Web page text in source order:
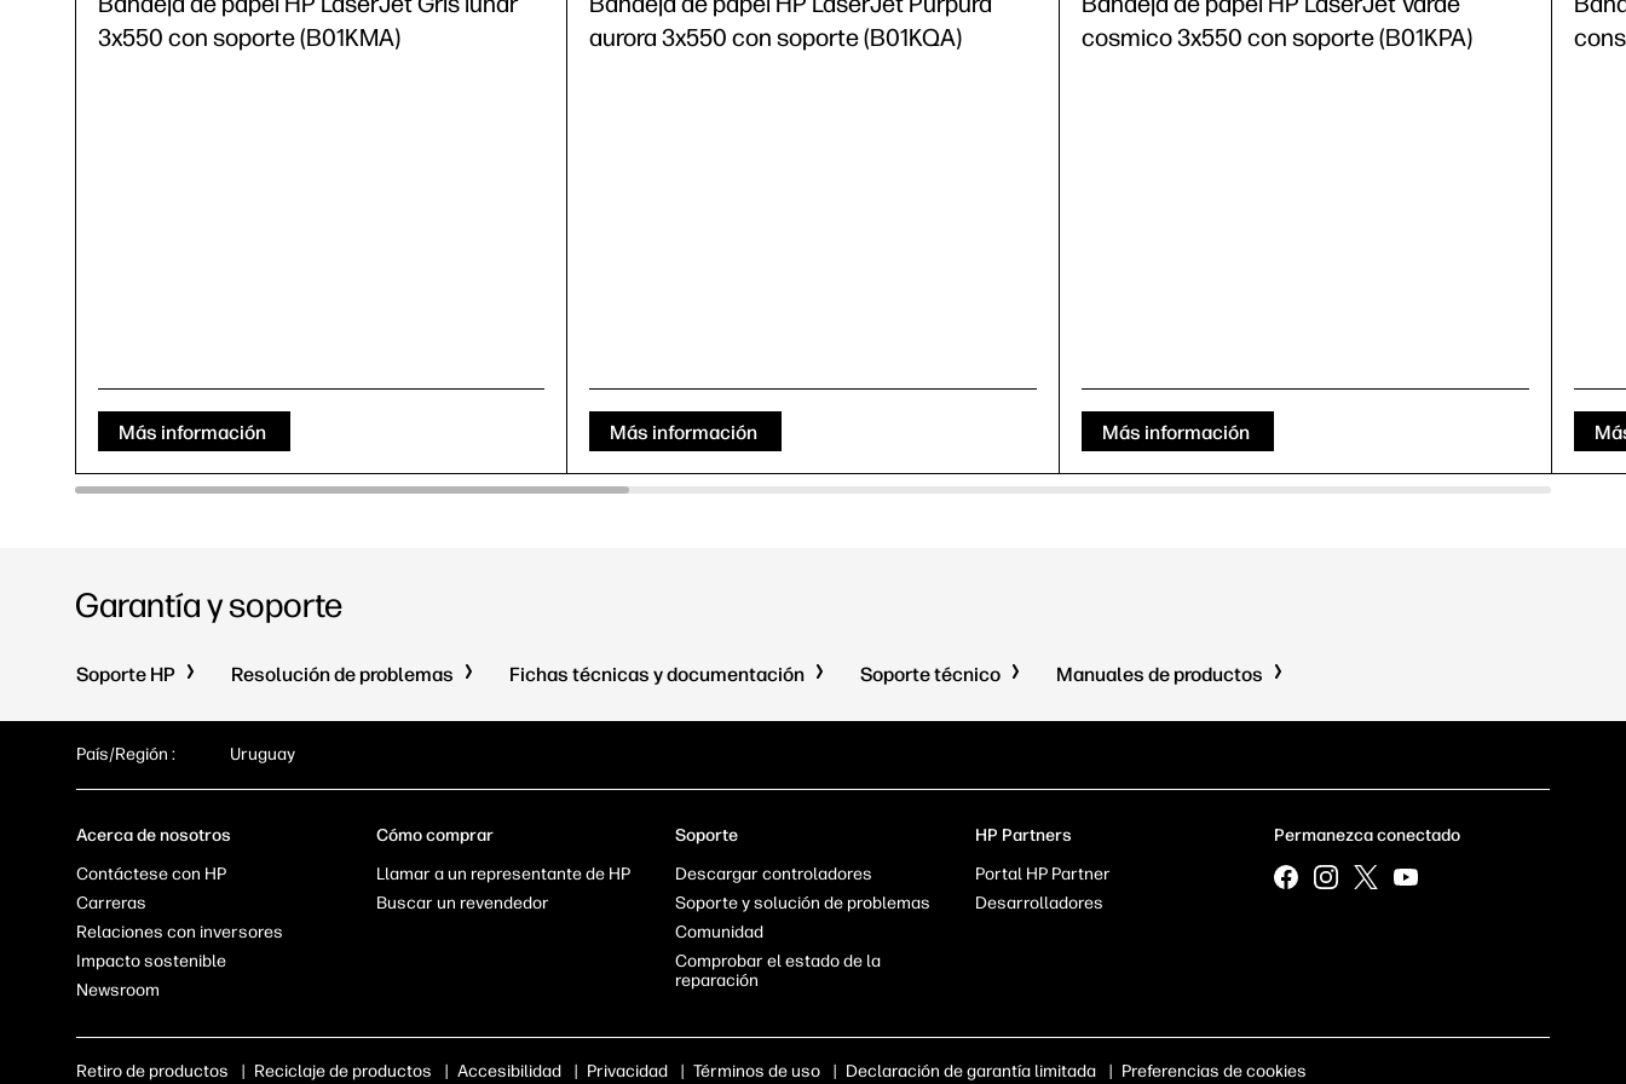
3x550 con soporte (B01KMA)
Más información
aurora 3x550 con soporte (B01KQA)
Más información
cosmico 3x550 con soporte (B01KPA)
Más información
Garantía y soporte
Soporte HP Resolución de problemas Fichas técnicas y documentación Soporte técnico Manuales de productos
País/Región : Uruguay
Acerca de nosotros
Contáctese con HP
Carreras
Relaciones con inversores
Impacto sostenible
Newsroom
Cómo comprar
Llamar a un representante de HP
Buscar un revendedor
Soporte
Descargar controladores
Soporte y solución de problemas
Comunidad
Comprobar el estado de la
reparación
HP Partners
Portal HP Partner
Desarrolladores
Permanezca conectado
Retiro de productos | Reciclaje de productos | Accesibilidad | Privacidad | Términos de uso | Declaración de garantía limitada | Preferencias de cookies